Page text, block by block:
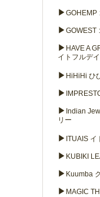
▶ GOHEMP
▶ GOWEST
▶ HAVE A
イトフルデイ
▶ HiHiHi ひ
▶
▶ Indian
リー
▶ ITUAIS イ
▶ KUBIKI
▶ Kuumba
▶ MAGIC